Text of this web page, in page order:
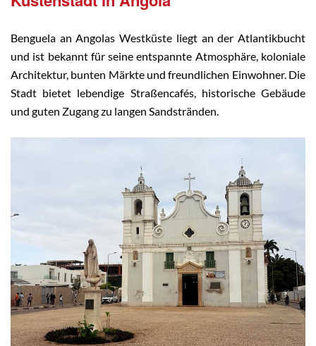
Benguela an Angolas Westküste liegt an der Atlantikbucht
und ist bekannt für seine entspannte Atmosphäre, koloniale
Architektur, bunten Märkte und freundlichen Einwohner. Die
Stadt bietet lebendige Straßencafés, historische Gebäude
und guten Zugang zu langen Sandstränden.